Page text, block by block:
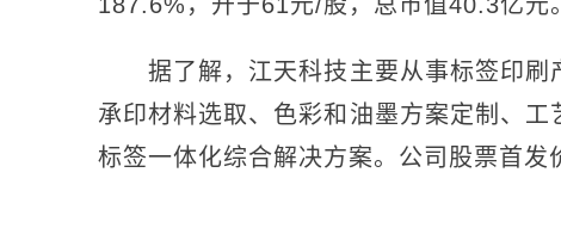
据了解，江天科技主要从事标签印刷
承印材料选取、色彩和油墨方案定制、
标签一体化综合解决方案。公司股票首发